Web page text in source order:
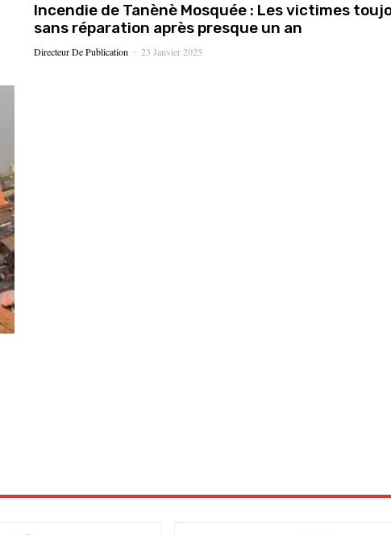
Incendie de Tanènè Mosquée : Les victimes
sans réparation après presque un an
Directeur De Publication - 23 Janvier 2025